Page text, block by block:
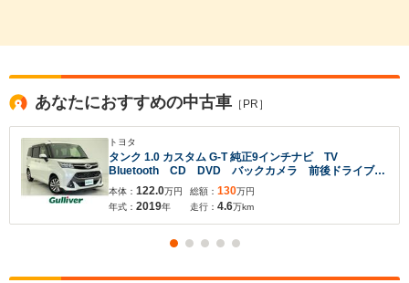
あなたにおすすめの中古車 ［PR］
トヨタ
タンク 1.0 カスタム G-T 純正9インチナビ TV
Bluetooth CD DVD バックカメラ 前後ドライブレ
コーダー ビルドインETC 両側パワースライドドア
トヨタセーフティセンス シートヒーター ウォークス
ルー
本体： 122.0万円
年式： 2019年
総額： 130万円
走行： 4.6万km